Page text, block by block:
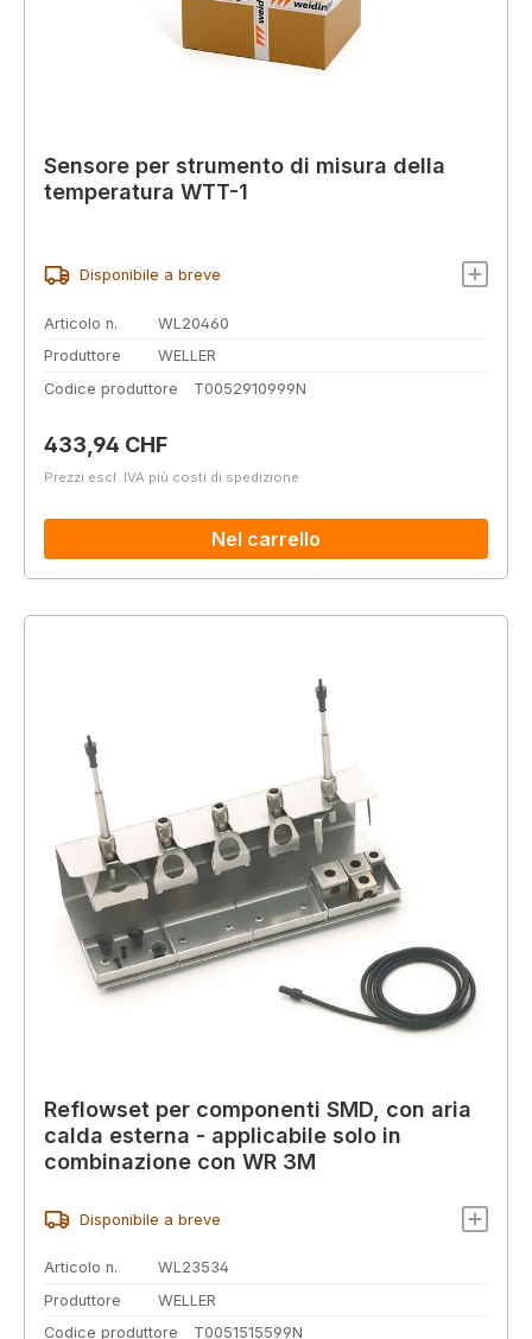
Sensore per strumento di misura della
temperatura WTT-1
Disponibile a breve
Articolo n.
WL20460
Produttore
WELLER
Codice produttore
T0052910999N
Prezzo normale:
433,94 CHF
Prezzi escl. IVA più costi di spedizione
Nel carrello
Reflowset per componenti SMD, con aria
calda esterna - applicabile solo in
combinazione con WR 3M
Disponibile a breve
Articolo n.
WL23534
Produttore
WELLER
Codice produttore
T0051515599N